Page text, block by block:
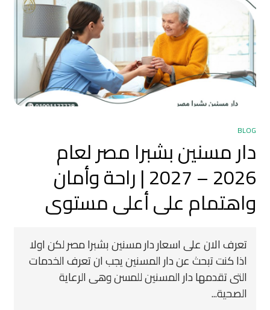
BLOG
دار مسنين بشبرا مصر لعام
2026 – 2027 | راحة وأمان
واهتمام على أعلى مستوى
تعرف الان على اسعار دار مسنين بشبرا مصر لكن اولا
اذا كنت تبحث عن دار المسنين يجب ان تعرف الخدمات
التى تقدمها دار المسنين للمسن وهى الرعاية
الصحية...